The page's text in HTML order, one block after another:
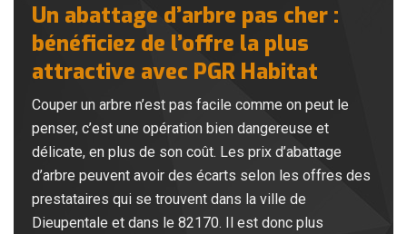
Un abattage d’arbre pas cher :
bénéficiez de l’offre la plus
attractive avec PGR Habitat
Couper un arbre n’est pas facile comme on peut le
penser, c’est une opération bien dangereuse et
délicate, en plus de son coût. Les prix d’abattage
d’arbre peuvent avoir des écarts selon les offres des
prestataires qui se trouvent dans la ville de
Dieupentale et dans le 82170. Il est donc plus